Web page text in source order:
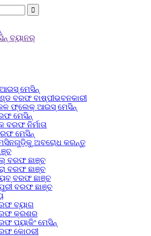
ମେସିନ୍
ବରଫ ବାଷ୍ପୀଭବନକାରୀ
ଫ୍ଲେକ୍ ଆଇସ୍ ମେସିନ୍
ମେସିନ୍
ବରଫ ନିର୍ମାତା
ମେସିନ୍
ଅବରୋଧ କରନ୍ତୁ
ବରଫ ଛାଞ୍ଚ
ବରଫ ଛାଞ୍ଚ
ବରଫ ଛାଞ୍ଚ
ବରଫ ଛାଞ୍ଚ
ବ୍ୟାଗ
କ୍ରଶର
ପ୍ୟାକିଂ ମେସିନ୍
କୋଠରୀ